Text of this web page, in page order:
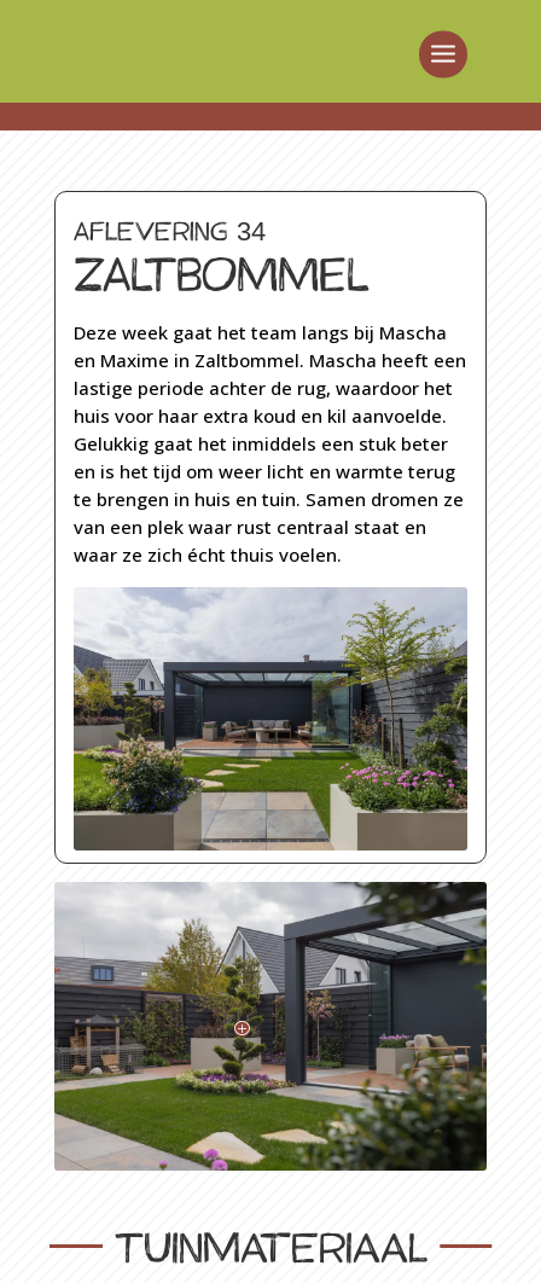
Aflevering 34
ZALTBOMMEL
Deze week gaat het team langs bij Mascha
en Maxime in Zaltbommel. Mascha heeft een
lastige periode achter de rug, waardoor het
huis voor haar extra koud en kil aanvoelde.
Gelukkig gaat het inmiddels een stuk beter
en is het tijd om weer licht en warmte terug
te brengen in huis en tuin. Samen dromen ze
van een plek waar rust centraal staat en
waar ze zich écht thuis voelen.
P
Tuinmateriaal